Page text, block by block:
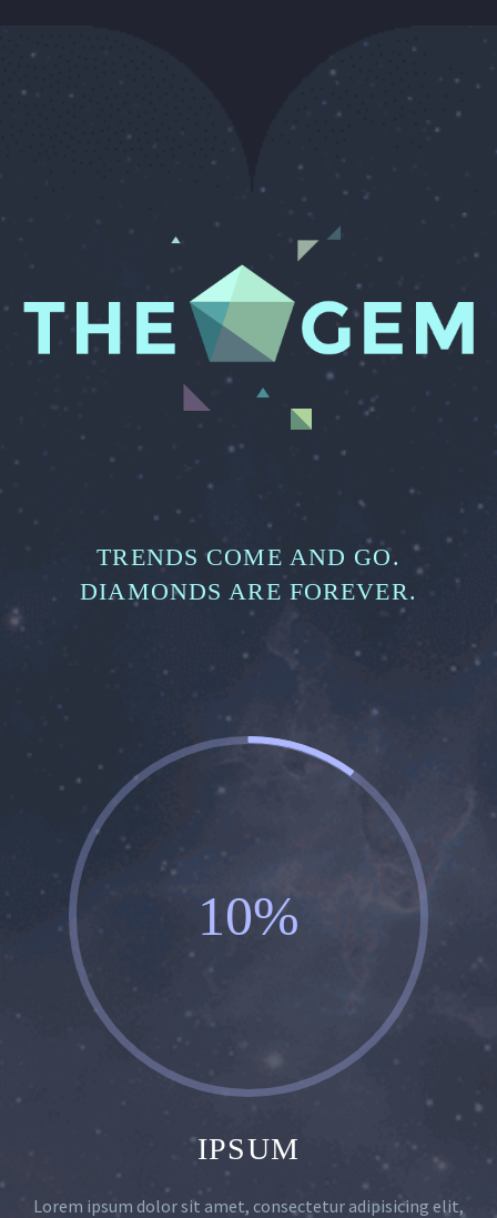
TRENDS COME AND GO.
DIAMONDS ARE FOREVER.
10%
IPSUM
Lorem ipsum dolor sit amet, consectetur adipisicing elit,